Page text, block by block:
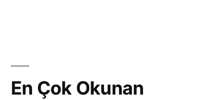
En Çok Okunan